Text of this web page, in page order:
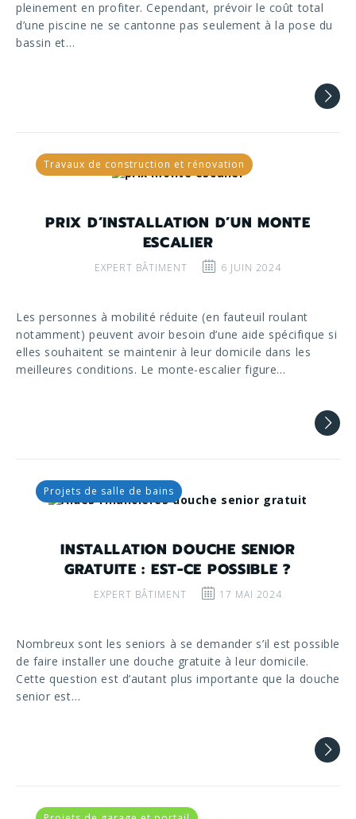
pleinement en profiter. Cependant, prévoir le coût total
d’une piscine ne se cantonne pas seulement à la pose du
bassin et…
PRIX D’INSTALLATION D’UN MONTE
ESCALIER
EXPERT BÂTIMENT 6 JUIN 2024
Travaux de construction et rénovation
Les personnes à mobilité réduite (en fauteuil roulant
notamment) peuvent avoir besoin d’une aide spécifique si
elles souhaitent se maintenir à leur domicile dans les
meilleures conditions. Le monte-escalier figure…
INSTALLATION DOUCHE SENIOR
GRATUITE : EST-CE POSSIBLE ?
EXPERT BÂTIMENT 17 MAI 2024
Projets de salle de bains
Nombreux sont les seniors à se demander s’il est possible
de faire installer une douche gratuite à leur domicile.
Cette question est d’autant plus importante que la douche
senior est…